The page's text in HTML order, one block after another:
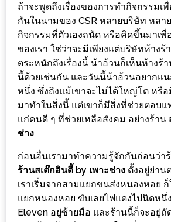
FESTIVAL
10
ร้าน
พ่อ
ค้า
แซ่บ
แม่ค้า
ร้าน
รวย
เสน่ห์
ของ
เชียงใหม่
ถ้าจะพูดถึงเรื่องของการทำกิจกรรมเ
กันในนามของ CSR หลายบริษัท หลา
กิจกรรมที่ตัวเองถนัด หรือคิดขึ้นมาเ
ของเรา ใช่ว่าจะมีเพียงแต่บริษัทห้าง
ตระหนักถึงเรื่องนี้ น้าอ้วนก็เห็นห้างร้
นี้ด้วยเช่นกัน และวันนี้น้าอ้วนอยากแ
หนึ่ง ซึ่งถึงแม้เขาจะไม่ได้ใหญ่โต หรื
มาทำในสิ่งนี้ แต่เขาก็มีสิ่งที่ช่วยตอบ
แก่คนดี ๆ ที่ช่วยเหลือสังคม อย่างร้าน
ช่าง
ก่อนอื่นเรามาทำความรู้จักกันก่อนว่า
ร้านสเต๊กอินดี้ by เพาะช่าง ตั้งอยู่ย่าน
เราเริ่มจากสามแยกขนส่งหนองหอย
แยกหนองหอย ขับเลยไฟแดงไปนิดหนึ่
Eleven อยู่ซ้ายมือ และร้านนี้ก็จะอยู่